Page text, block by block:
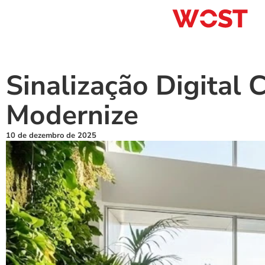
Sinalização Digital
Modernize
10 de dezembro de 2025